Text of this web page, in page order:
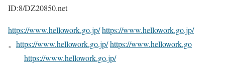
ID:8/DZ20850.net
https://www.hellowork.go.jp/https://www.hellowork.go.jp/
。 https://www.hellowork.go.jp/https://www.hellowork.go
https://www.hellowork.go.jp/